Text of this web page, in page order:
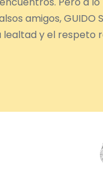
amigos, GUIDO
y el respeto